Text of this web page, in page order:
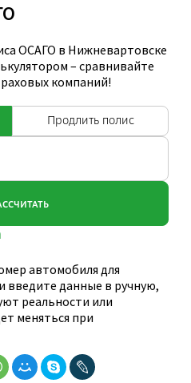
ОСАГО в Нижневартовске
– сравнивайте
компаний!
автомобиля для
введите данные в ручную,
реальности или
меняться при